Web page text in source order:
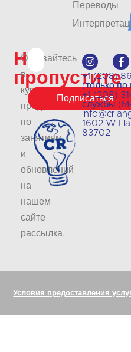
Не
пропустите
Оставайтесь
в
курсе
предложений
по
занятиям
и
обновлений
на
нашем
сайте
рассылка.
Подписаться
+1 (208)
(только по
+1 (208)
службы
1602 W
83702
Переводы
Условия предоставления